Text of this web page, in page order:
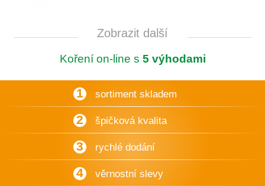
Zobrazit další
Koření on-line s 5 výhodami
1 sortiment skladem
2 špičková kvalita
3 rychlé dodání
4 věrnostní slevy